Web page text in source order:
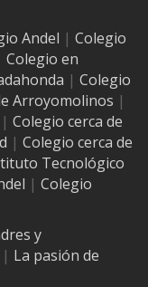
Andel | Colegio
Colegio en
| Colegio
Arroyomolinos |
| Colegio cerca de
| Colegio cerca de
Tecnológico
| Colegio
y
| La pasión de